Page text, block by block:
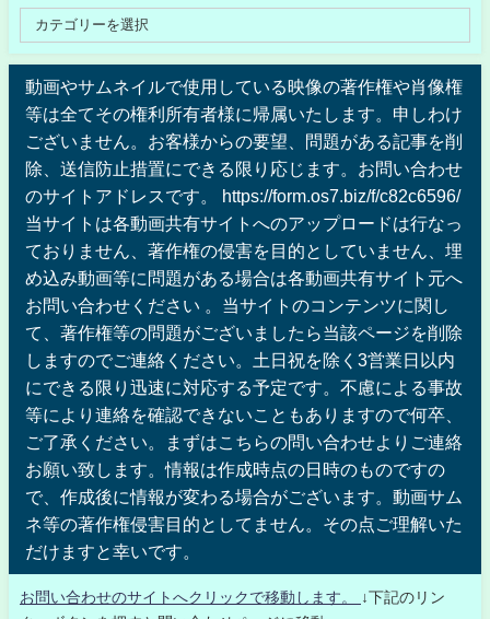
動画やサムネイルで使用している映像の著作権や肖像権
等は全てその権利所有者様に帰属いたします。申しわけ
ございません。お客様からの要望、問題がある記事を削
除、送信防止措置にできる限り応じます。お問い合わせ
のサイトアドレスです。 https://form.os7.biz/f/c82c6596/
当サイトは各動画共有サイトへのアップロードは行なっ
ておりません、著作権の侵害を目的としていません、埋
め込み動画等に問題がある場合は各動画共有サイト元へ
お問い合わせください 。当サイトのコンテンツに関し
て、著作権等の問題がございましたら当該ページを削除
しますのでご連絡ください。土日祝を除く3営業日以内
にできる限り迅速に対応する予定です。不慮による事故
等により連絡を確認できないこともありますので何卒、
ご了承ください。まずはこちらの問い合わせよりご連絡
お願い致します。情報は作成時点の日時のものですの
で、作成後に情報が変わる場合がございます。動画サム
ネ等の著作権侵害目的としてません。その点ご理解いた
だけますと幸いです。
お問い合わせのサイトへクリックで移動します。
↓下記のリン